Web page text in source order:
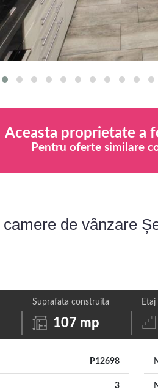
Aceasta proprietate a
Pentru oferte similare
de vânzare
Suprafata construita
107 mp
Etaj
P12698
3